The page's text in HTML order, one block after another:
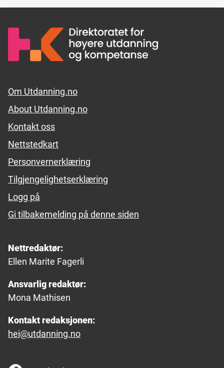
Footer links
Om Utdanning.no
About Utdanning.no
Kontakt oss
Nettstedkart
Personvernerklæring
Tilgjengelighetserklæring
Logg på
Gi tilbakemelding på denne siden
Nettredaktør:
Ellen Marite Fagerli
Ansvarlig redaktør:
Mona Mathisen
Kontakt redaksjonen:
hei@utdanning.no